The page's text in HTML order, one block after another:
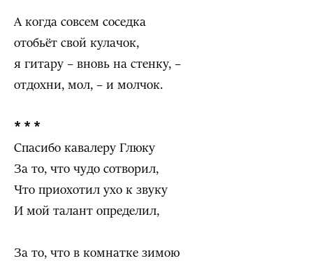
А когда совсем соседка
отобьёт свой кулачок,
я гитару – вновь на стенку, –
отдохни, мол, – и молчок.
* * *
Спасибо кавалеру Глюку
За то, что чудо сотворил,
Что приохотил ухо к звуку
И мой талант определил,
За то, что в комнатке зимою